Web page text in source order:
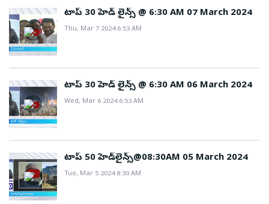
టాప్ 30 హెడ్ లైన్స్ @ 6:30 AM 07 March 2024
Thu, Mar 7 2024 6:53 AM
టాప్ 30 హెడ్ లైన్స్ @ 6:30 AM 06 March 2024
Wed, Mar 6 2024 6:53 AM
టాప్ 50 హెడ్‌లైన్స్@08:30AM 05 March 2024
Tue, Mar 5 2024 8:30 AM